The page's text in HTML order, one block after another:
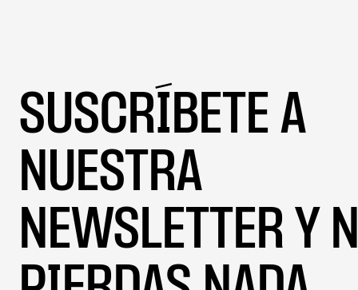
SUSCRÍBETE A
NUESTRA
NEWSLETTER Y